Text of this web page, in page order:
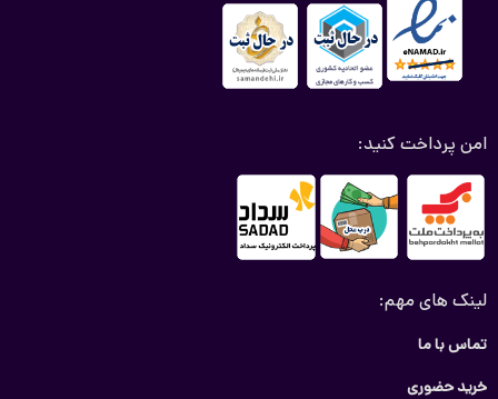
امن پرداخت کنید:
لینک های مهم:
تماس با ما
خرید حضوری